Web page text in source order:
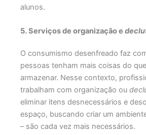
alunos.
5. Serviços de organização e
O consumismo desenfreado faz
pessoas tenham mais coisas do
armazenar. Nesse contexto,
trabalham com organização ou
eliminar itens desnecessários e
espaço, buscando criar um
– são cada vez mais necessários.